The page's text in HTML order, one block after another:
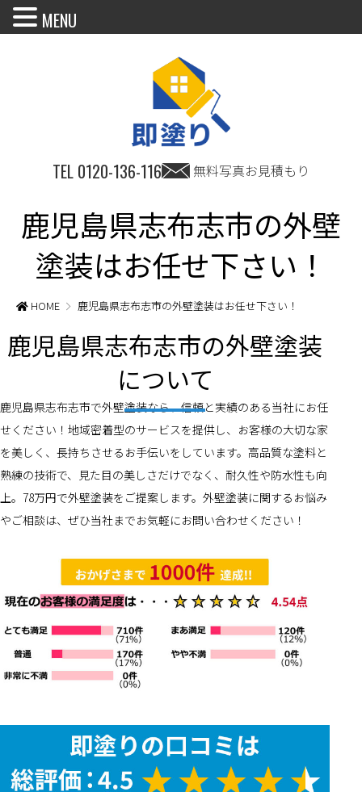
TEL 0120-136-116 無料写真お見積もり
鹿児島県志布志市の外壁
塗装はお任せ下さい！
HOME 鹿児島県志布志市の外壁塗装はお任せ下さい！
鹿児島県志布志市の外壁塗装
について
鹿児島県志布志市で外壁塗装なら、信頼と実績のある当社にお任
せください！地域密着型のサービスを提供し、お客様の大切な家
を美しく、長持ちさせるお手伝いをしています。高品質な塗料と
熟練の技術で、見た目の美しさだけでなく、耐久性や防水性も向
上。78万円で外壁塗装をご提案します。外壁塗装に関するお悩み
やご相談は、ぜひ当社までお気軽にお問い合わせください！
MENU